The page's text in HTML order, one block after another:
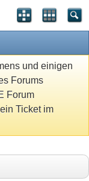
und einigen
Forums
Forum
Ticket im